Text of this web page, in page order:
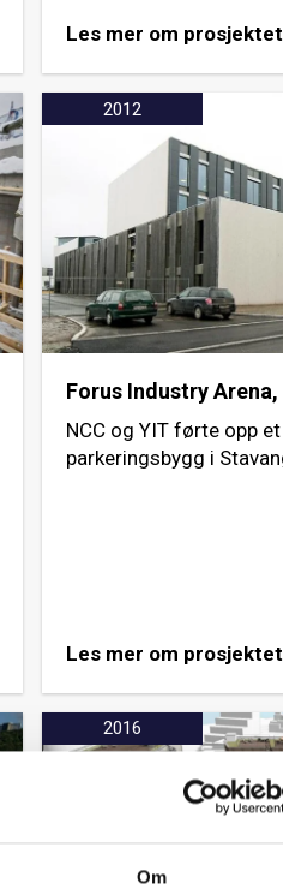
Om
Les mer om prosjektet
2012
Forus Industry
NCC og YIT førte opp
parkeringsbygg i
Les mer om prosjektet
2016